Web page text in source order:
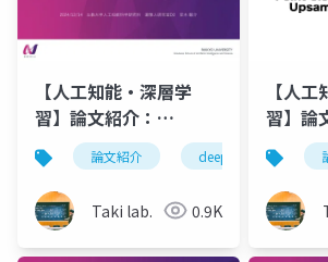
【人工知能・深層学
習】論文紹介：
MetaMixer Is All You
Need
論文紹介 deeplearning
Taki lab. 0.9K
【人
習】論
Seeds
Cloud
with Upsample